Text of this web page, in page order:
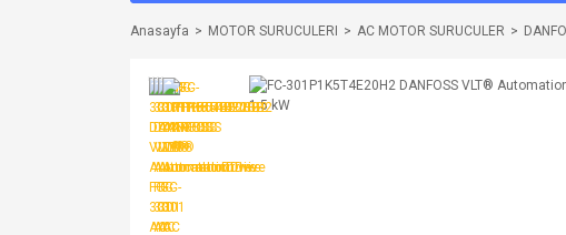
Anasayfa MOTOR SURUCULERI AC MOTOR SURUCULER